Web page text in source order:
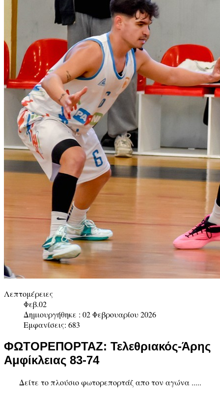
Λεπτομέρειες
Φεβ.02
Δημιουργήθηκε : 02 Φεβρουαρίου 2026
Εμφανίσεις: 683
ΦΩΤΟΡΕΠΟΡΤΑΖ: Τελεθριακός-Άρης
Αμφίκλειας 83-74
Δείτε το πλούσιο φωτορεπορτάζ απο τον αγώνα .....